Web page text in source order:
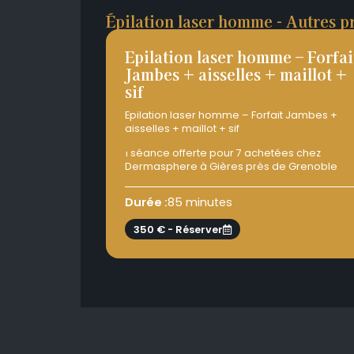
Épilation laser homme - Autres
Epilation laser homme –
Jambes + aisselles + maillot +
sif
Epilation laser homme – Forfait Jambes +
aisselles + maillot + sif
1 séance offerte pour 7 achetées chez
Dermasphere à Gières près de Grenoble
Durée :85 minutes
350 € - Réserver